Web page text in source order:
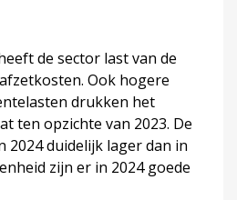
de sector last van de
Ook hogere
drukken het
ten opzichte van 2023. De
2024 duidelijk lager dan in
zijn er in 2024 goede